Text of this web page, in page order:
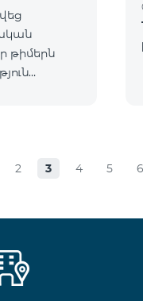
թիմերն
2 3 4 5 6